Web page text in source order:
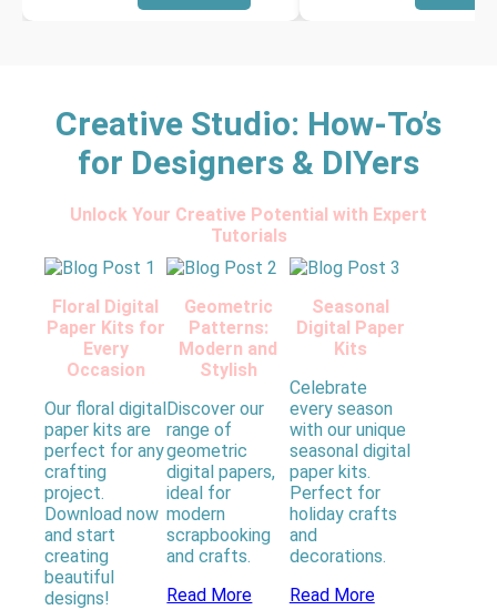
Creative Studio: How-To’s
for Designers & DIYers
Unlock Your Creative Potential with Expert
Tutorials
Floral Digital
Paper Kits for
Every
Occasion
Our floral digital
paper kits are
perfect for any
crafting
project.
Download now
and start
creating
beautiful
designs!
Geometric
Patterns:
Modern and
Stylish
Discover our
range of
geometric
digital papers,
ideal for
modern
scrapbooking
and crafts.
Read More
Seasonal
Digital Paper
Kits
Celebrate
every season
with our unique
seasonal digital
paper kits.
Perfect for
holiday crafts
and
decorations.
Read More